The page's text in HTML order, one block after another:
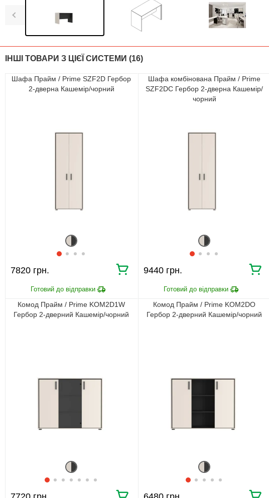
ІНШІ ТОВАРИ З ЦІЄЇ СИСТЕМИ (16)
Шафа Прайм / Prime SZF2D Гербор
2-дверна Кашемір/чорний
7820 грн.
Шафа комбінована Прайм / Prime
SZF2DC Гербор 2-дверна Кашемір/
чорний
9440 грн.
Комод Прайм / Prime KOM2D1W
Гербор 2-дверний Кашемір/чорний
Комод Прайм / Prime KOM2DO
Гербор 2-дверний Кашемір/чорний